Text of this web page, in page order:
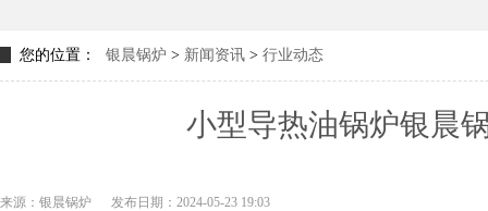
您的位置： 银晨锅炉 > 新闻资讯 > 行业动态
小型导热油锅炉银晨
来源：银晨锅炉 发布日期：2024-05-23 19:03